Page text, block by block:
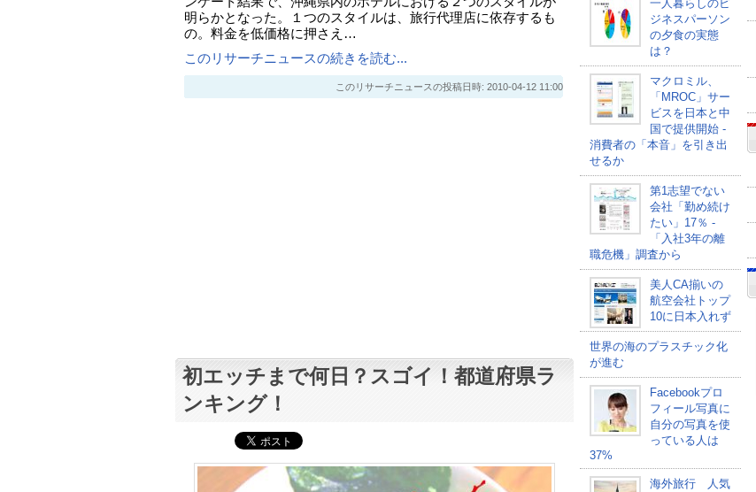
明らかとなった。１つのスタイルは、旅行代理店に依存するも
の。料金を低価格に押さえ…
このリサーチニュースの続きを読む...
このリサーチニュースの投稿日時: 2010-04-12 11:00
初エッチまで何日？スゴイ！都道府県ラ
ンキング！
一人暮らしのビ
ジネスパーソン
の夕食の実態
は？
マクロミル、
「MROC」サー
ビスを日本と中
国で提供開始 -
消費者の「本音」を引き出
せるか
第1志望でない
会社「勤め続け
たい」17％ -
「入社3年の離
職危機」調査から
美人CA揃いの
航空会社トップ
10に日本入れず
世界の海のプラスチック化
が進む
Facebookプロ
フィール写真に
自分の写真を使
っている人は
37%
海外旅行 人気